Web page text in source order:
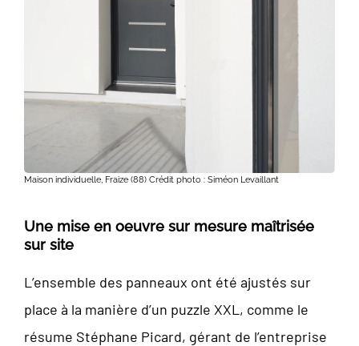
Maison individuelle, Fraize (88) Crédit photo : Siméon Levaillant
Une mise en oeuvre sur mesure maîtrisée
sur site
L’ensemble des panneaux ont été ajustés sur
place à la manière d’un puzzle XXL, comme le
résume Stéphane Picard, gérant de l’entreprise